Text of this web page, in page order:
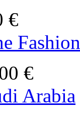
€
€
Arabia